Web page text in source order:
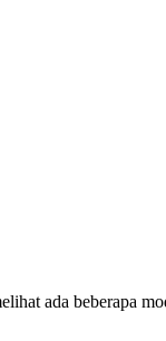
ada beberapa